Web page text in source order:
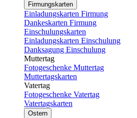
Firmungskarten
Einladungskarten Firmung
Dankeskarten Firmung
Einschulungskarten
Einladungskarten Einschulung
Danksagung Einschulung
Muttertag
Fotogeschenke Muttertag
Muttertagskarten
Vatertag
Fotogeschenke Vatertag
Vatertagskarten
Ostern